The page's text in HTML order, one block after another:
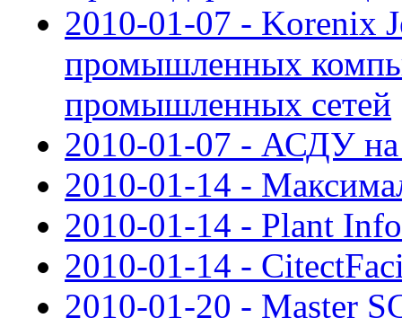
2010-01-07 - Korenix
промышленных
промышленных сетей
2010-01-07 - АСДУ на
2010-01-14 -
2010-01-14 - Plant
2010-01-14 -
2010-01-20 - Master